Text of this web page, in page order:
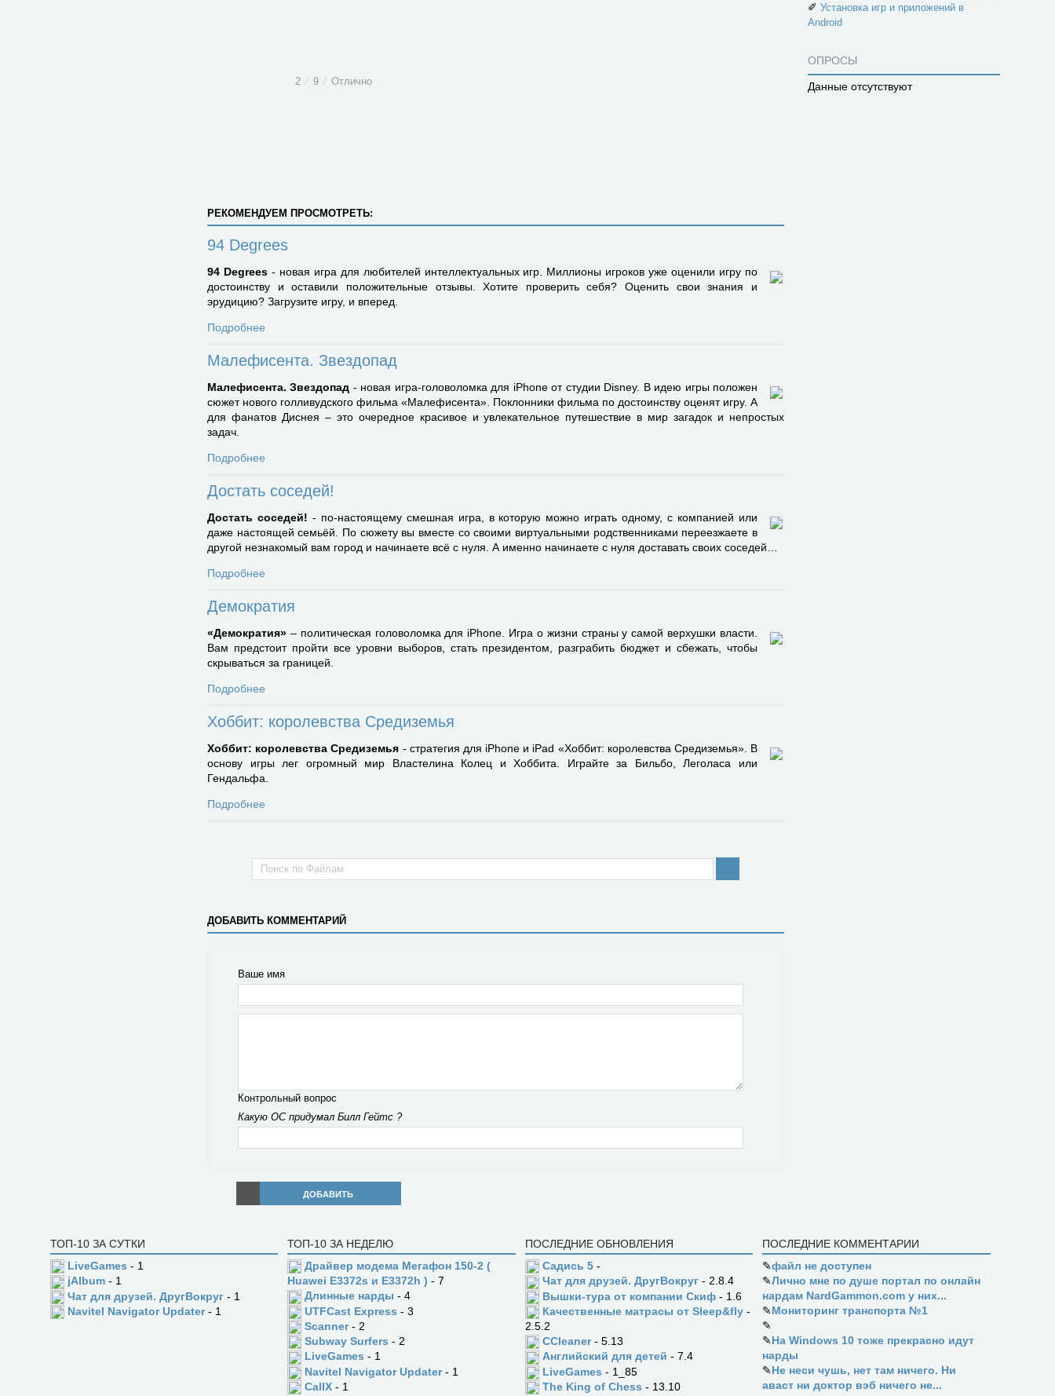
2 ⁄ 9 ⁄ Отлично
РЕКОМЕНДУЕМ ПРОСМОТРЕТЬ:
94 Degrees
94 Degrees- новая игра для любителей интеллектуальных игр. Миллионы игроков уже оценили игру по
достоинству и оставили положительные отзывы. Хотите проверить себя? Оценить свои знания и
эрудицию? Загрузите игру, и вперед.
Подробнее
Малефисента. Звездопад
Малефисента. Звездопад - новая игра-головоломка для iPhone от студии Disney. В идею игры положен
сюжет нового голливудского фильма «Малефисента». Поклонники фильма по достоинству оценят игру. А
для фанатов Диснея – это очередное красивое и увлекательное путешествие в мир загадок и непростых
задач.
Подробнее
Достать соседей!
Достать соседей! - по-настоящему смешная игра, в которую можно играть одному, с компанией или
даже настоящей семьёй. По сюжету вы вместе со своими виртуальными родственниками переезжаете в
другой незнакомый вам город и начинаете всё с нуля. А именно начинаете с нуля доставать своих соседей…
Подробнее
Демократия
«Демократия» – политическая головоломка для iPhone. Игра о жизни страны у самой верхушки власти.
Вам предстоит пройти все уровни выборов, стать президентом, разграбить бюджет и сбежать, чтобы
скрываться за границей.
Подробнее
Хоббит: королевства Средиземья
Хоббит: королевства Средиземья - стратегия для iPhone и iPad «Хоббит: королевства Средиземья». В
основу игры лег огромный мир Властелина Колец и Хоббита. Играйте за Бильбо, Леголаса или
Гендальфа.
Подробнее
ДОБАВИТЬ КОММЕНТАРИЙ
Ваше имя
Контрольный вопрос
Какую ОС придумал Билл Гейтс ?
ДОБАВИТЬ
✐ Установка игр и приложений в
Android
ОПРОСЫ
Данные отсутствуют
ТОП-10 ЗА СУТКИ
LiveGames - 1
jAlbum - 1
Чат для друзей. ДругВокруг - 1
Navitel Navigator Updater- 1
ТОП-10 ЗА НЕДЕЛЮ
Драйвер модема Мегафон 150-2 (
Huawei E3372s и E3372h ) - 7
Длинные нарды - 4
UTFCast Express - 3
Scanner- 2
Subway Surfers - 2
LiveGames - 1
Navitel Navigator Updater- 1
CallX - 1
ПОСЛЕДНИЕ ОБНОВЛЕНИЯ
Садись 5-
Чат для друзей. ДругВокруг- 2.8.4
Вышки-тура от компании Скиф- 1.6
Качественные матрасы от Sleep&fly-
2.5.2
CCleaner- 5.13
Английский для детей - 7.4
LiveGames - 1_85
The King of Chess - 13.10
ПОСЛЕДНИЕ КОММЕНТАРИИ
✎файл не доступен
✎Лично мне по душе портал по онлайн
нардам NardGammon.com у них...
✎Мониторинг транспорта №1
✎
✎На Windows 10 тоже прекрасно идут
нарды
✎Не неси чушь, нет там ничего. Ни
аваст ни доктор вэб ничего не...